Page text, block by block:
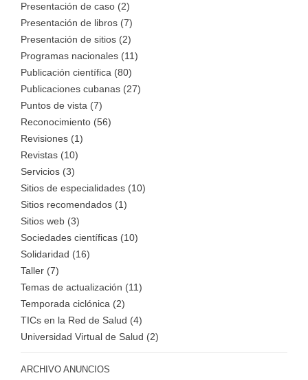
Presentación de caso (2)
Presentación de libros (7)
Presentación de sitios (2)
Programas nacionales (11)
Publicación científica (80)
Publicaciones cubanas (27)
Puntos de vista (7)
Reconocimiento (56)
Revisiones (1)
Revistas (10)
Servicios (3)
Sitios de especialidades (10)
Sitios recomendados (1)
Sitios web (3)
Sociedades científicas (10)
Solidaridad (16)
Taller (7)
Temas de actualización (11)
Temporada ciclónica (2)
TICs en la Red de Salud (4)
Universidad Virtual de Salud (2)
ARCHIVO ANUNCIOS